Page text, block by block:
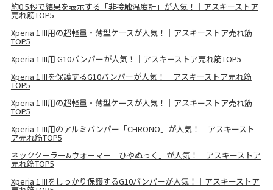
約0.5秒で結果を表示する「非接触温度計」が人気！｜アスキーストア
売れ筋TOP5
Xperia 1 III用の超軽量・薄型ケースが人気！｜アスキーストア売れ筋
TOP5
Xperia 1 III用 G10バンパーが人気！｜アスキーストア売れ筋TOP5
Xperia 1 IIIを保護するG10バンパーが人気！｜アスキーストア売れ筋
TOP5
Xperia 1 III用の超軽量・薄型ケースが人気！｜アスキーストア売れ筋
TOP5
Xperia 1 III用のアルミバンパー「CHRONO」が人気！｜アスキースト
ア売れ筋TOP5
ネッククーラー&ウォーマー「ひやぬっく」が人気！｜アスキーストア
売れ筋TOP5
Xperia 1 IIIをしっかり保護するG10バンパーが人気！｜アスキーストア